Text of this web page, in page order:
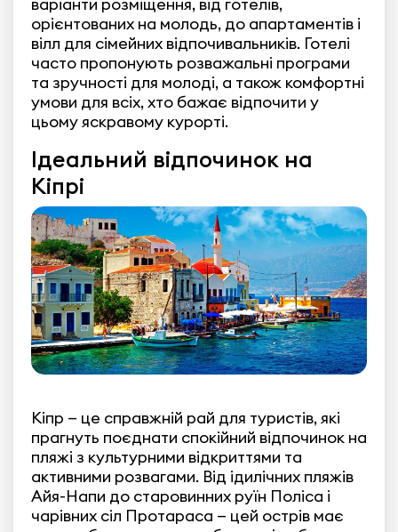
орієнтованих на молодь, до апартаментів і
вілл для сімейних відпочивальників. Готелі
часто пропонують розважальні програми
та зручності для молоді, а також комфортні
умови для всіх, хто бажає відпочити у
цьому яскравому курорті.
Ідеальний відпочинок на
Кіпрі
Кіпр — це справжній рай для туристів, які
прагнуть поєднати спокійний відпочинок на
пляжі з культурними відкриттями та
активними розвагами. Від ідилічних пляжів
Айя-Напи до старовинних руїн Поліса і
чарівних сіл Протараса — цей острів має